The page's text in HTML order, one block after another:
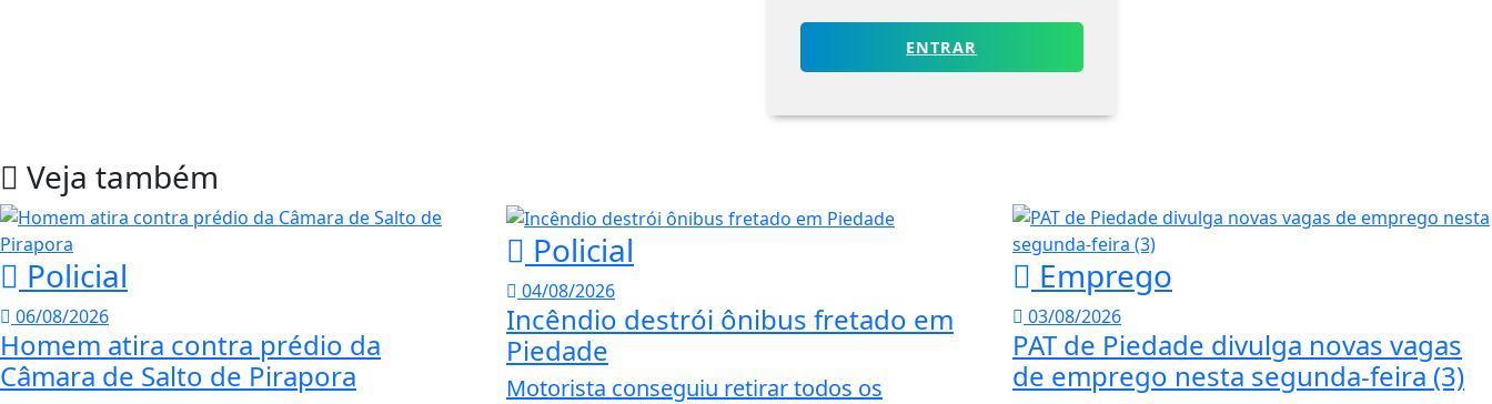
ENTRAR
Veja também
Policial
06/08/2026
Homem atira contra prédio da
Câmara de Salto de Pirapora
Policial
04/08/2026
Incêndio destrói ônibus fretado em
Piedade
Motorista conseguiu retirar todos os
Emprego
03/08/2026
PAT de Piedade divulga novas vagas
de emprego nesta segunda-feira (3)